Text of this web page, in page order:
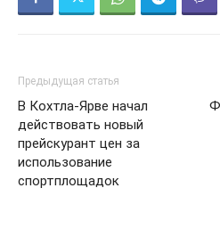
Предыдущая статья
В Кохтла-Ярве начал
действовать новый
прейскурант цен за
использование
спортплощадок